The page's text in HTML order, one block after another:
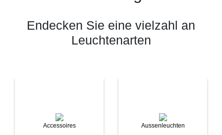
Endecken Sie eine vielzahl an
Leuchtenarten
Accessoires Aussenleuchten